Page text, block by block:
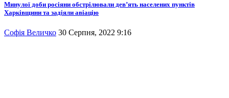
Минулої доби росіяни обстрілювали дев’ять населених пунктів
Харківщини та задіяли авіацію
Софія Величко 30 Серпня, 2022 9:16